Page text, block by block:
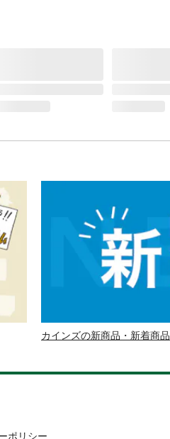
カインズの新商品・新着商品
ポリシー